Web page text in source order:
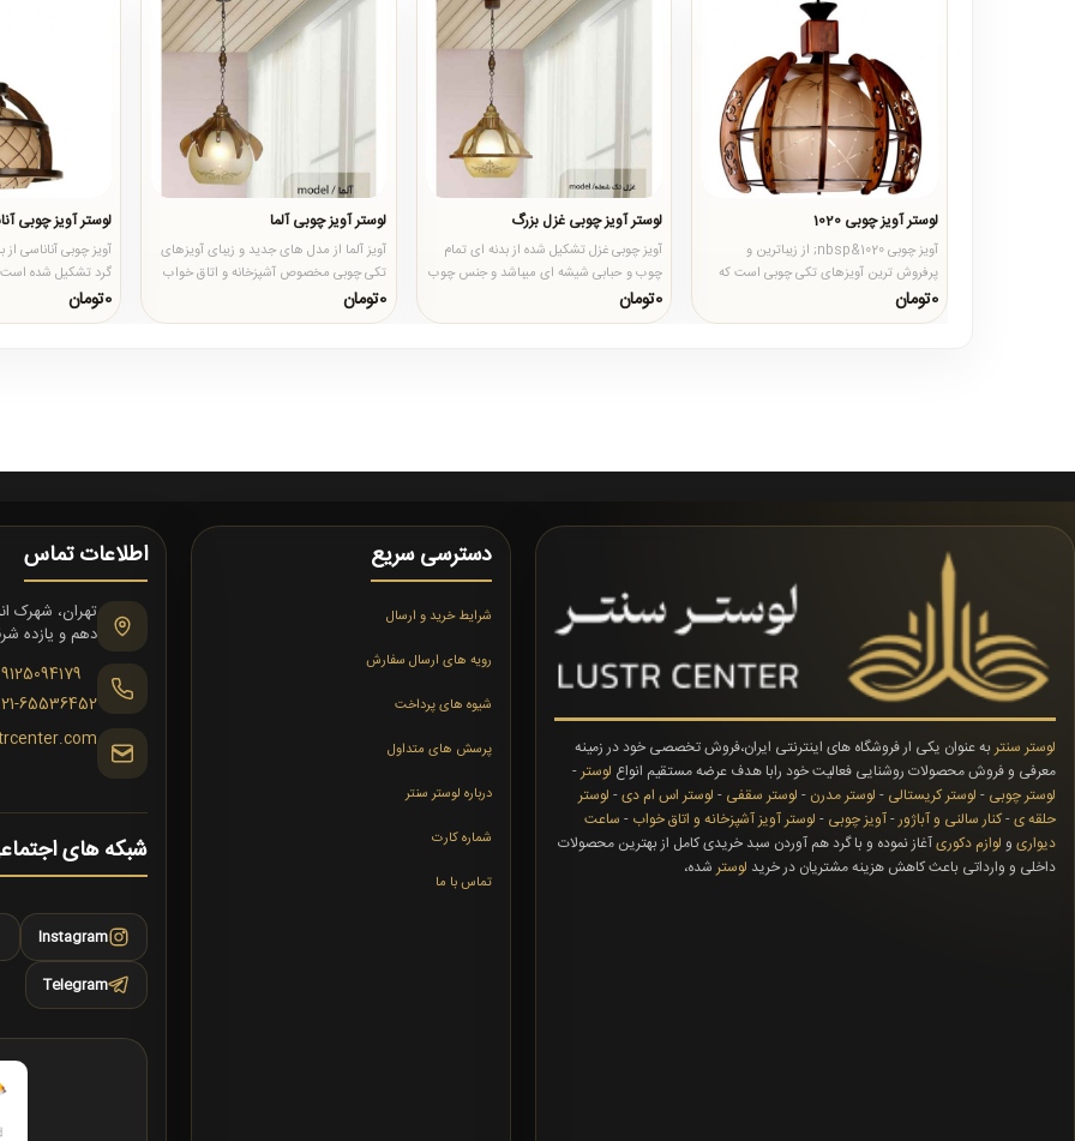
لوستر آویز چوبی 1020
آویز چوبی 1020&nbsp; از زیباترین و
پرفروش ترین آویزهای تکی چوبی است که
جنس چوب آن از چوب درجه یک روس..
0تومان
لوستر آویز چوبی غزل بزرگ
آویز چوبی غزل تشکیل شده از بدنه ای تمام
چوب و حبابی شیشه ای میباشد و جنس چوب
آن از چوب درجه یک و پخت..
0تومان
لوستر آویز چوبی آلما
آویز آلما از مدل های جدید و زیبای آویزهای
تکی چوبی مخصوص آشپزخانه و اتاق خواب
میباشد که بدنه ای 12 پ..
0تومان
لوستر آویز چوبی
آویز چوبی آناناسی
گرد تشکیل شده است
بسیار زیبا و انحصار..
0تومان
لوستر سنتربه عنوان یکی ار فروشگاه های اینترنتی ایران،فروش تخصصی خود در زمینه
معرفی و فروش محصولات روشنایی فعالیت خود رابا هدف عرضه مستقیم انواع لوستر-
لوستر چوبی - لوستر کریستالی - لوستر مدرن - لوستر سقفی - لوستر اس ام دی- لوستر
حلقه ی-کنار سالنی و آباژور-آویز چوبی - لوستر آویز آشپزخانه و اتاق خواب - ساعت
دیواری و لوازم دکوریآغاز نموده و با گرد هم آوردن سبد خریدی کامل از بهترین محصولات
داخلی و وارداتی باعث کاهش هزینه مشتریان در خرید لوسترشده،
دسترسی سریع
شرایط خرید و ارسال
رویه های ارسال سفارش
شیوه های پرداخت
پرسش های متداول
درباره لوستر سنتر
شماره کارت
تماس با ما
اطلاعات تماس
دهم و یازده
65536452
شبکه های
Instagram
Telegram